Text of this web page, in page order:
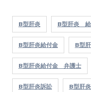
B型肝炎 B型肝炎 給
B型肝炎給付金 B型
B型肝炎給付金 弁護士
B型肝炎訴訟 B型肝